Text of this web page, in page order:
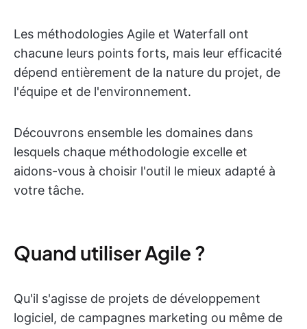
Les méthodologies Agile et Waterfall ont
chacune leurs points forts, mais leur efficacité
dépend entièrement de la nature du projet, de
l'équipe et de l'environnement.
Découvrons ensemble les domaines dans
lesquels chaque méthodologie excelle et
aidons-vous à choisir l'outil le mieux adapté à
votre tâche.
Quand utiliser Agile ?
Qu'il s'agisse de projets de développement
logiciel, de campagnes marketing ou même de